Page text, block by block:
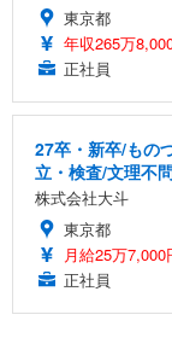
東京都
年収265万
正社員
27卒・新卒/もの
立・検査/文理不
株式会社大斗
東京都
月給25万7,000
正社員